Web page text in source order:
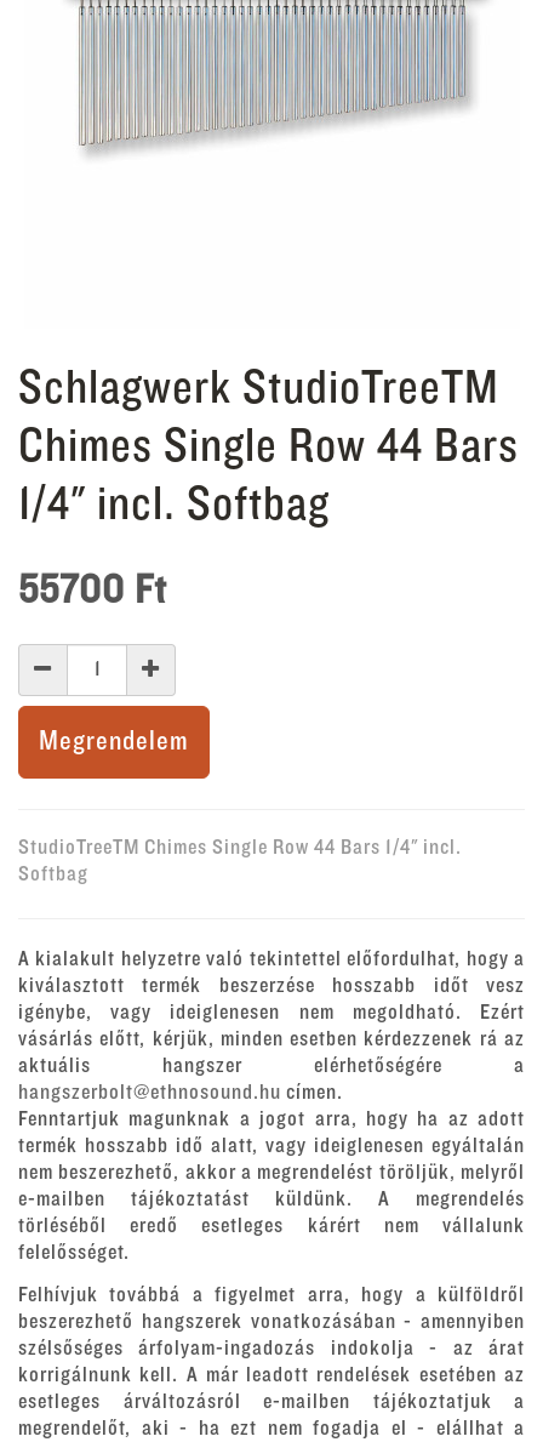
Schlagwerk StudioTreeTM
Chimes Single Row 44 Bars
1/4" incl. Softbag
55700 Ft
Megrendelem
StudioTreeTM Chimes Single Row 44 Bars 1/4" incl.
Softbag
A kialakult helyzetre való tekintettel előfordulhat, hogy a
kiválasztott termék beszerzése hosszabb időt vesz
igénybe, vagy ideiglenesen nem megoldható. Ezért
vásárlás előtt, kérjük, minden esetben kérdezzenek rá az
aktuális hangszer elérhetőségére a
hangszerbolt@ethnosound.hu címen.
Fenntartjuk magunknak a jogot arra, hogy ha az adott
termék hosszabb idő alatt, vagy ideiglenesen egyáltalán
nem beszerezhető, akkor a megrendelést töröljük, melyről
e-mailben tájékoztatást küldünk. A megrendelés
törléséből eredő esetleges kárért nem vállalunk
felelősséget.
Felhívjuk továbbá a figyelmet arra, hogy a külföldről
beszerezhető hangszerek vonatkozásában - amennyiben
szélsőséges árfolyam-ingadozás indokolja - az árat
korrigálnunk kell. A már leadott rendelések esetében az
esetleges árváltozásról e-mailben tájékoztatjuk a
megrendelőt, aki - ha ezt nem fogadja el - elállhat a